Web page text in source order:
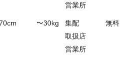
営業所
〜30kg
集配
取扱店
営業所
無料